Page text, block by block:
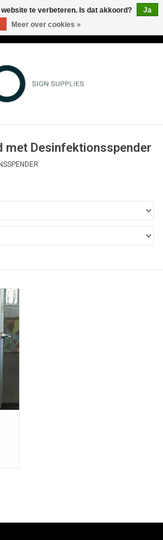
met Desinfektionsspender
te verbeteren. Is dat akkoord?
Ja
Meer over cookies »